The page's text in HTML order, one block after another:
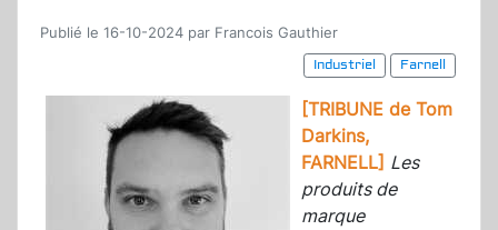
Publié le 16-10-2024 par Francois Gauthier
Industriel
Farnell
[TRIBUNE de Tom
Darkins,
FARNELL] Les
produits de
marque